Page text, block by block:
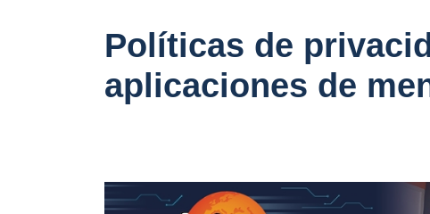
Políticas de
aplicaciones de